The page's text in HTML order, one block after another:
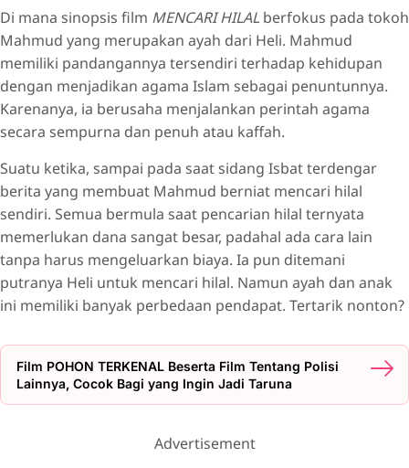
Di mana sinopsis film MENCARI HILAL berfokus pada tokoh
Mahmud yang merupakan ayah dari Heli. Mahmud
memiliki pandangannya tersendiri terhadap kehidupan
dengan menjadikan agama Islam sebagai penuntunnya.
Karenanya, ia berusaha menjalankan perintah agama
secara sempurna dan penuh atau kaffah.
Suatu ketika, sampai pada saat sidang Isbat terdengar
berita yang membuat Mahmud berniat mencari hilal
sendiri. Semua bermula saat pencarian hilal ternyata
memerlukan dana sangat besar, padahal ada cara lain
tanpa harus mengeluarkan biaya. Ia pun ditemani
putranya Heli untuk mencari hilal. Namun ayah dan anak
ini memiliki banyak perbedaan pendapat. Tertarik nonton?
Film POHON TERKENAL Beserta Film Tentang Polisi
Lainnya, Cocok Bagi yang Ingin Jadi Taruna
Advertisement